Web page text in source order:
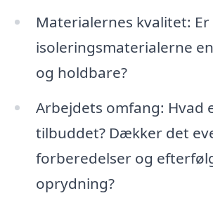
Materialernes kvalitet: Er
isoleringsmaterialerne
og holdbare?
Arbejdets omfang: Hvad
tilbuddet? Dækker det
forberedelser og
oprydning?